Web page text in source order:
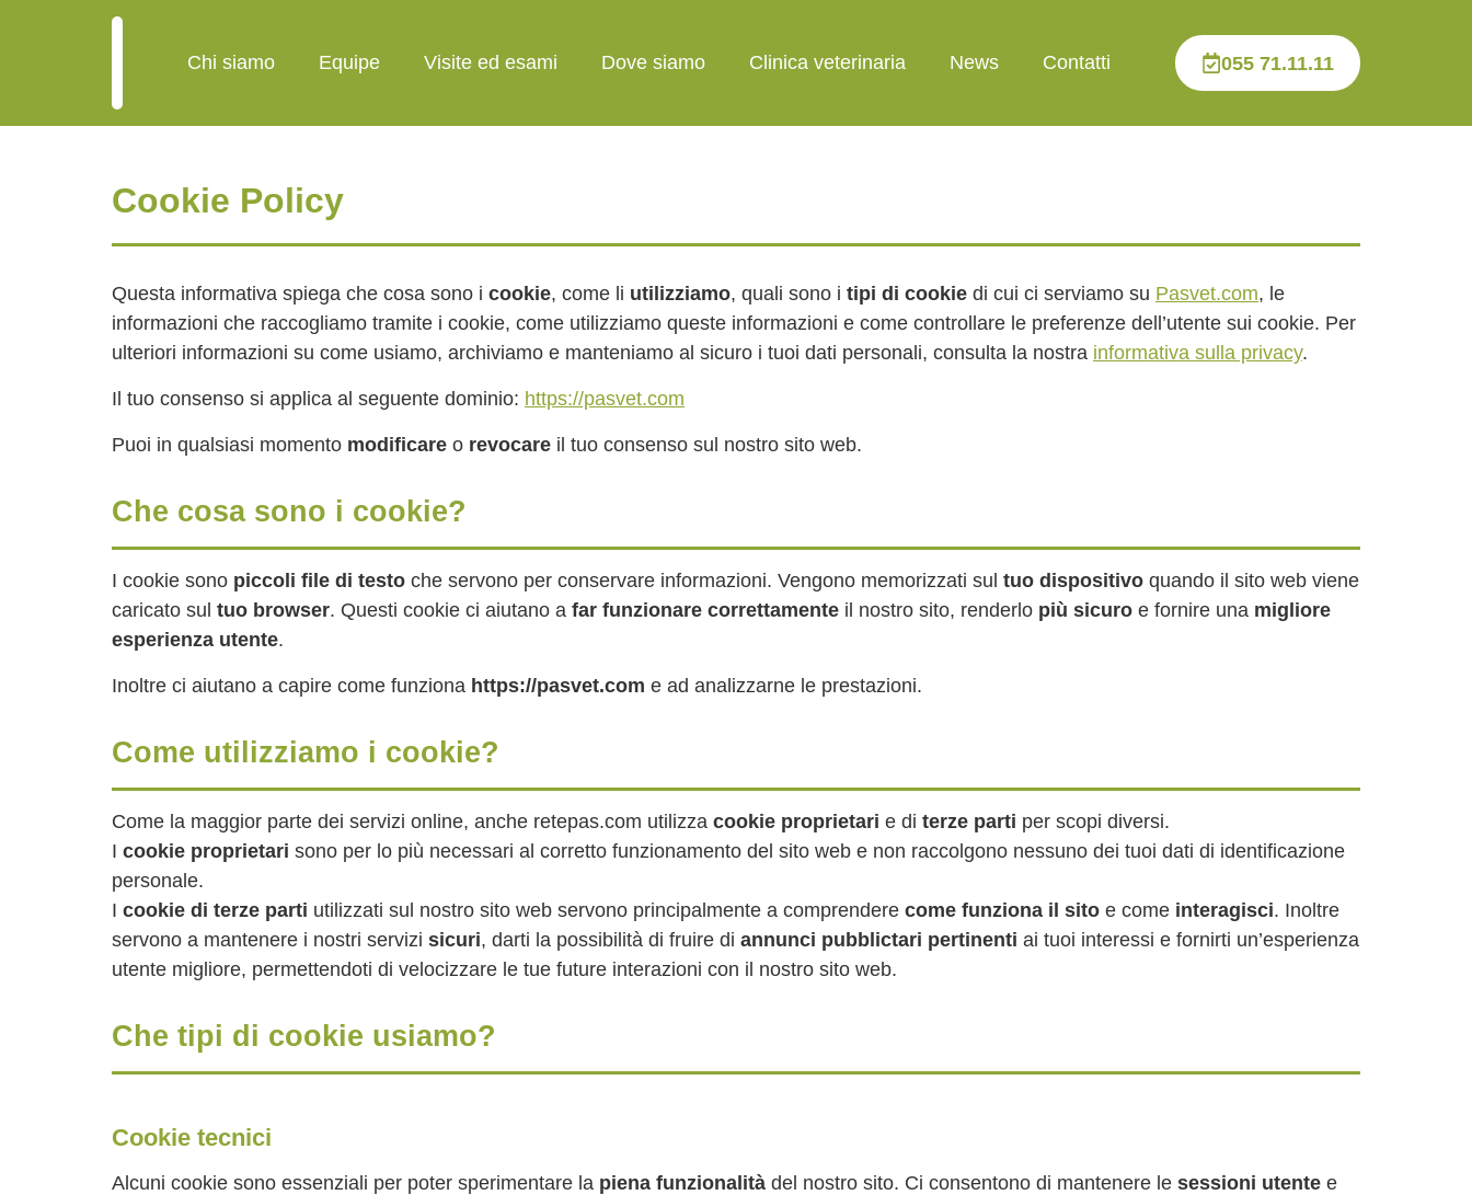
Chi siamo Equipe Visite ed esami Dove siamo Clinica veterinaria News Contatti 055 71.11.11
Cookie Policy
Questa informativa spiega che cosa sono i cookie, come li utilizziamo, quali sono i tipi di cookie di cui ci serviamo su Pasvet.com, le
informazioni che raccogliamo tramite i cookie, come utilizziamo queste informazioni e come controllare le preferenze dell’utente sui cookie. Per
ulteriori informazioni su come usiamo, archiviamo e manteniamo al sicuro i tuoi dati personali, consulta la nostra informativa sulla privacy.
Il tuo consenso si applica al seguente dominio: https://pasvet.com
Puoi in qualsiasi momento modificare o revocare il tuo consenso sul nostro sito web.
Che cosa sono i cookie?
I cookie sono piccoli file di testo che servono per conservare informazioni. Vengono memorizzati sul tuo dispositivo quando il sito web viene
caricato sul tuo browser. Questi cookie ci aiutano a far funzionare correttamente il nostro sito, renderlo più sicuro e fornire una migliore
esperienza utente.
Inoltre ci aiutano a capire come funziona https://pasvet.com e ad analizzarne le prestazioni.
Come utilizziamo i cookie?
Come la maggior parte dei servizi online, anche retepas.com utilizza cookie proprietari e di terze parti per scopi diversi.
I cookie proprietari sono per lo più necessari al corretto funzionamento del sito web e non raccolgono nessuno dei tuoi dati di identificazione
personale.
I cookie di terze parti utilizzati sul nostro sito web servono principalmente a comprendere come funziona il sito e come interagisci. Inoltre
servono a mantenere i nostri servizi sicuri, darti la possibilità di fruire di annunci pubblictari pertinenti ai tuoi interessi e fornirti un’esperienza
utente migliore, permettendoti di velocizzare le tue future interazioni con il nostro sito web.
Che tipi di cookie usiamo?
Cookie tecnici
Alcuni cookie sono essenziali per poter sperimentare la piena funzionalità del nostro sito. Ci consentono di mantenere le sessioni utente e